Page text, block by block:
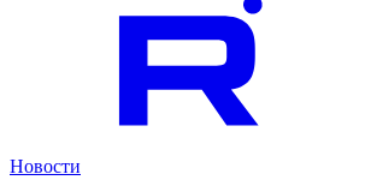
Новости